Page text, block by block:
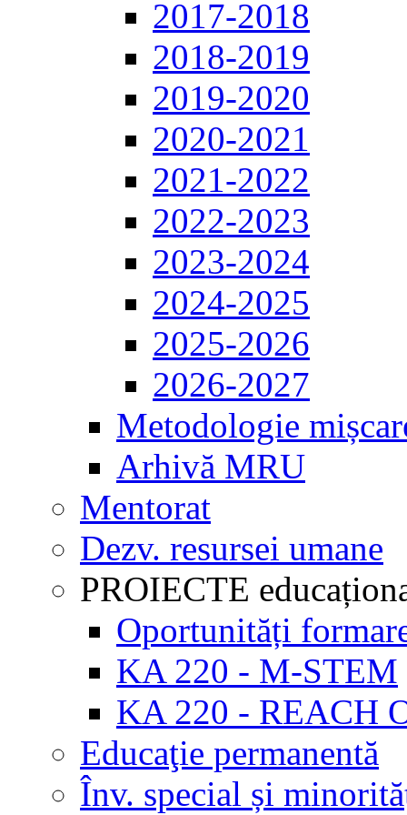
2017-2018
2018-2019
2019-2020
2020-2021
2021-2022
2022-2023
2023-2024
2024-2025
2025-2026
2026-2027
Metodologie
Arhivă MRU
Mentorat
Dezv. resursei umane
PROIECTE
Oportunități
KA 220 - M-STEM
KA 220 - REACH
Educaţie permanentă
Înv. special și